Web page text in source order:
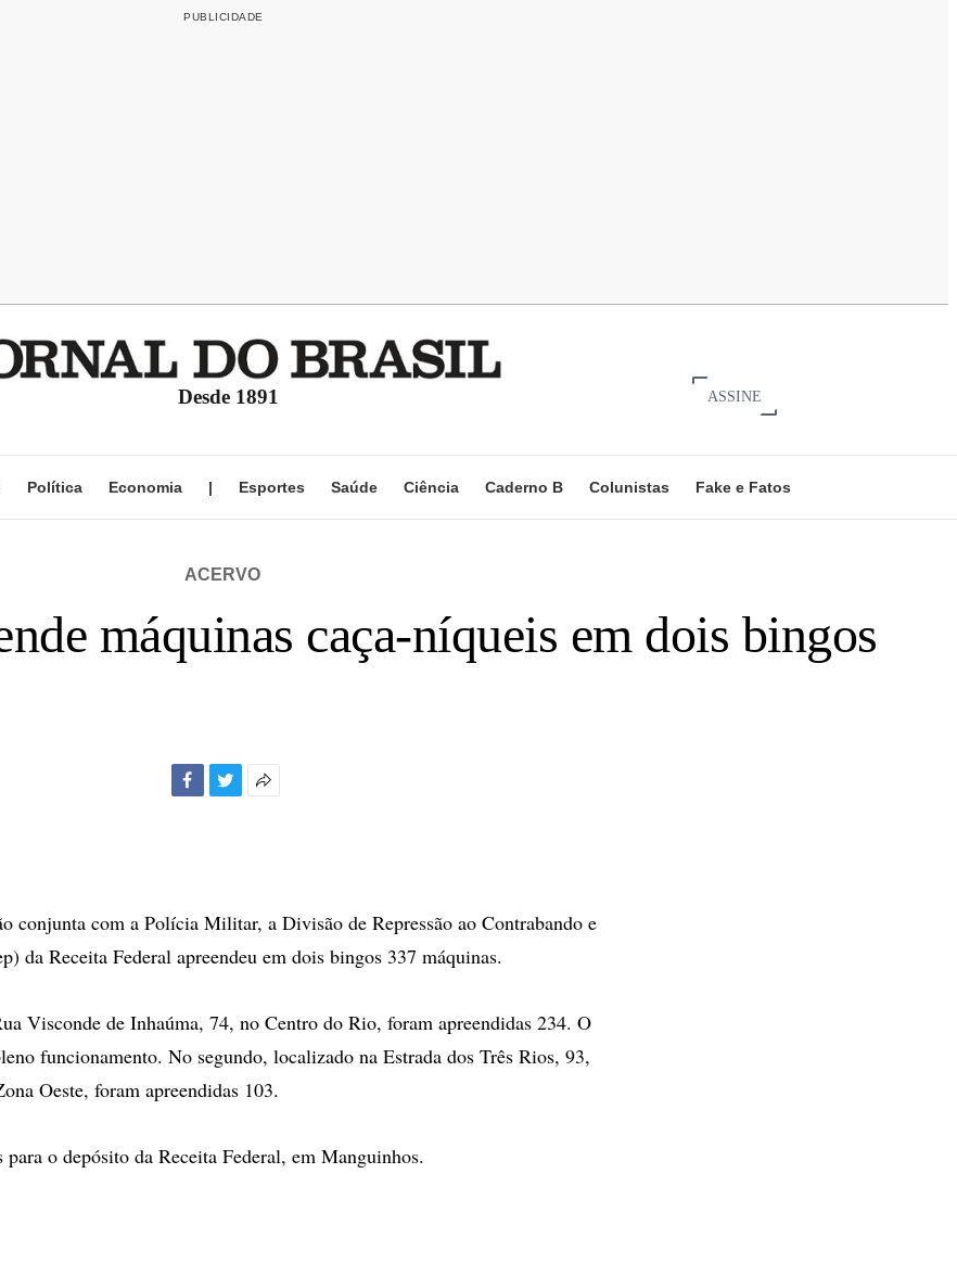
Desde 1891 ASSINE
Política Economia | Esportes Saúde Ciência Caderno B Colunistas Fake e Fatos
ACERVO
máquinas caça-níqueis em dois bingos
conjunta com a Polícia Militar, a Divisão de Repressão ao Contrabando e
da Receita Federal apreendeu em dois bingos 337 máquinas.
Visconde de Inhaúma, 74, no Centro do Rio, foram apreendidas 234. O
funcionamento. No segundo, localizado na Estrada dos Três Rios, 93,
Oeste, foram apreendidas 103.
para o depósito da Receita Federal, em Manguinhos.